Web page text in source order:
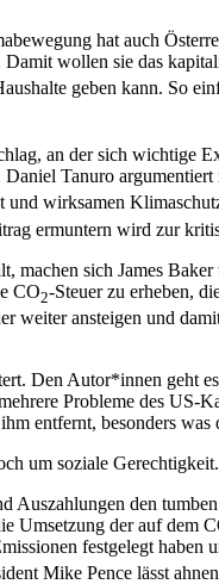
hat auch
wollen sie das
geben kann. So
an der sich wichtige
Tanuro
wirksamen
ermuntern wird zur
machen sich James
CO2-Steuer zu erheben,
weiter ansteigen und
Den Autor*innen geht
Probleme des US-
entfernt, besonders
um soziale Gerechtigkeit.
Auszahlungen den
Umsetzung der auf
festgelegt haben
Mike Pence lässt